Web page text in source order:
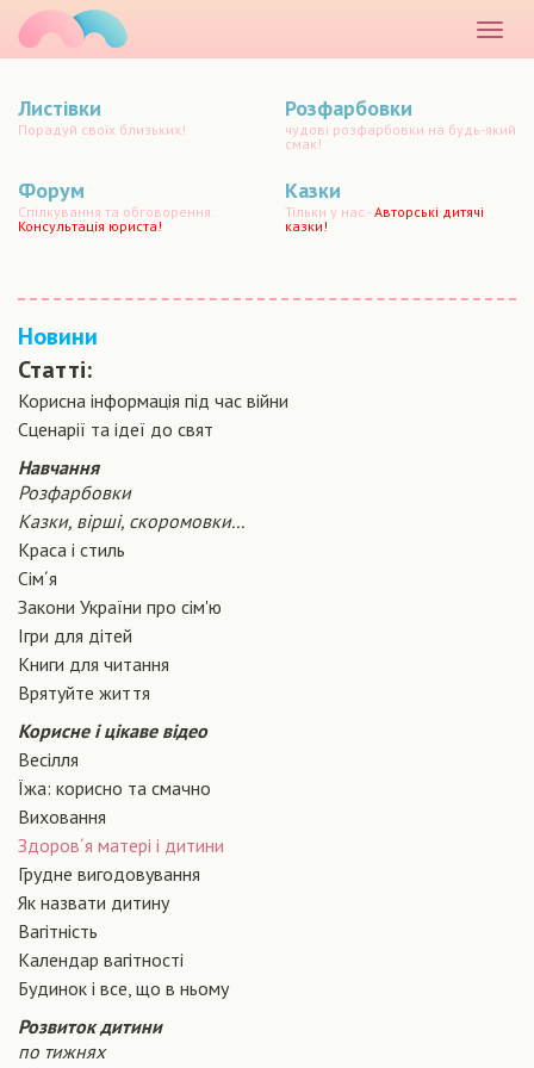
меню
Листівки
Порадуй своїх близьких!
Розфарбовки
чудові розфарбовки на будь-який
смак!
Форум
Спілкування та обговорення.
Консультація юриста!
Казки
Тільки у нас -Авторські дитячі
казки!
Новини
Статті:
Корисна інформація під час війни
Сценарiї та iдеї до свят
Навчання
Розфарбовки
Казки, вірші, скоромовки...
Краса і стиль
Сiм´я
Закони України про сiм'ю
Ігри для дітей
Книги для читання
Врятуйте життя
Корисне і цікаве відео
Весілля
Їжа: корисно та смачно
Виховання
Здоров´я матері і дитини
Грудне вигодовування
Як назвати дитину
Вагiтнiсть
Календар вагітності
Будинок і все, що в ньому
Розвиток дитини
по тижнях